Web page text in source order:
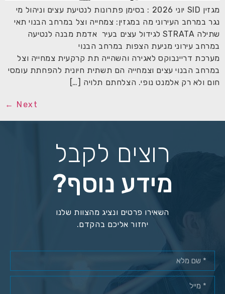
מגזין SID יוני 2026 : בסימן פתרונות לנטיעת עצים וניהול מי
נגר במרחב העירוני מה במגזין: צמחייה וצל במרחב הבנוי תאי
שתילה STRATA לגידול עצים בעיר אדמת מבנה לנטיעה
במרחב עירוני מניעת הצפות במרחב הבנוי
מערכת דריינבוקס לאגירה והשהייה תת קרקעית צמחייה וצל
במרחב הבנוי עצים וצמחייה הם תשתית חיונית להפחתת עומסי
חום ולא רק אלמנט נופי. הצלחתם תלויה […]
Next
←
רוצים לקבל
מידע נוסף?
השאירו פרטים ונציג מהצוות שלנו
יחזור אליכם בהקדם.